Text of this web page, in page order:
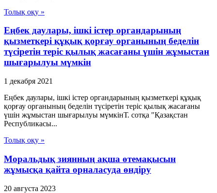
Толық оқу »
Еңбек даулары, ішкі істер органдарының
қызметкері құқық қорғау органының беделін
түсіретін теріс қылық жасағаны үшін жұмыстан
шығарылуы мүмкін
1 декабря 2021
Еңбек даулары, ішкі істер органдарының қызметкері құқық
қорғау органының беделін түсіретін теріс қылық жасағаны
үшін жұмыстан шығарылуы мүмкінТ. сотқа "Қазақстан
Республикасы...
Толық оқу »
Моральдық зиянның ақша өтемақысын
жұмысқа қайта орналасуда өндіру
20 августа 2023